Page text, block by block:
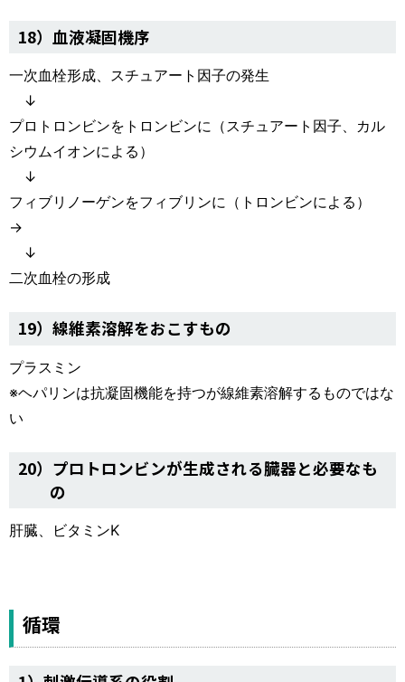
18）血液凝固機序
一次血栓形成、スチュアート因子の発生
↓
プロトロンビンをトロンビンに（スチュアート因子、カル
シウムイオンによる）
↓
フィブリノーゲンをフィブリンに（トロンビンによる）
→
↓
二次血栓の形成
19）線維素溶解をおこすもの
プラスミン
※ヘパリンは抗凝固機能を持つが線維素溶解するものではな
い
20）プロトロンビンが生成される臓器と必要なも
の
肝臓、ビタミンK
循環